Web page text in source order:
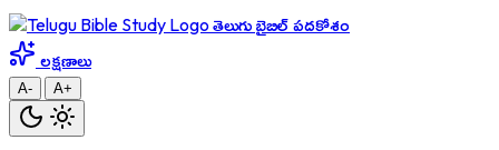
తెలుగు బైబిల్ పదకోశం
లక్షణాలు
A- A+